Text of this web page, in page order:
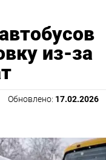
из-за
Обновлено: 17.02.2026